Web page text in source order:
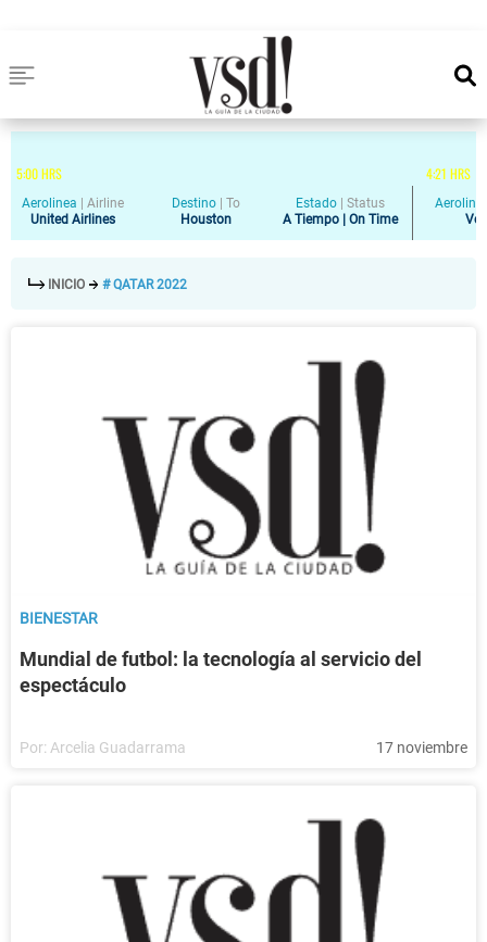
5:00HRS 4:21 HRS
Aerolinea
Airline
United Airlines
Destino
To
Houston
Estado
Status
A Tiempo | On Time
INICIO # QATAR 2022
BIENESTAR
Mundial de futbol: la tecnología al servicio del
espectáculo
Por: Arcelia Guadarrama 17 noviembre